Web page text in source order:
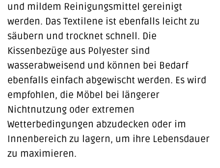
und mildem Reinigungsmittel gereinigt
werden. Das Textilene ist ebenfalls leicht zu
säubern und trocknet schnell. Die
Kissenbezüge aus Polyester sind
wasserabweisend und können bei Bedarf
ebenfalls einfach abgewischt werden. Es wird
empfohlen, die Möbel bei längerer
Nichtnutzung oder extremen
Wetterbedingungen abzudecken oder im
Innenbereich zu lagern, um ihre Lebensdauer
zu maximieren.